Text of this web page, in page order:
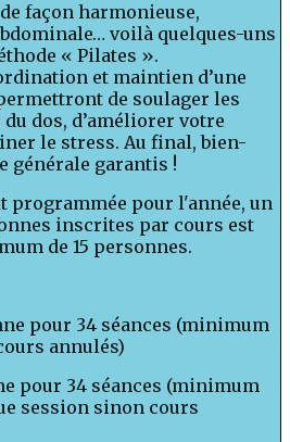
façon harmonieuse,
voilà quelques-uns
« Pilates ».
et maintien d’une
de soulager les
dos, d’améliorer votre
le stress. Au final, bien-
générale garantis !
programmée pour l'année, un
inscrites par cours est
de 15 personnes.
pour 34 séances (minimum
annulés)
pour 34 séances (minimum
session sinon cours